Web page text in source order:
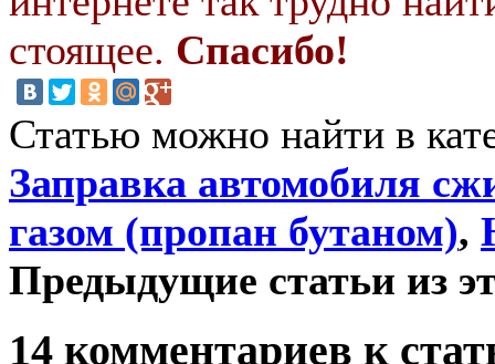
стоящее. Спасибо!
Статью можно найти в
Заправка автомобиля
газом (пропан бутаном),
Предыдущие статьи из
14 комментариев к